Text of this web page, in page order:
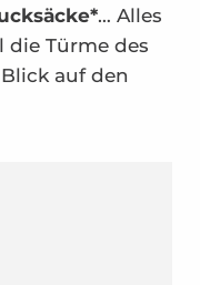
… Alles
die Türme des
auf den